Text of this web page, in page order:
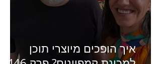
עמיר עירון- מחבר הספר
"מסע פרסום: פרקים בחיי
הפרסום הישראלי"
איך הופכים מיוצרי תוכן